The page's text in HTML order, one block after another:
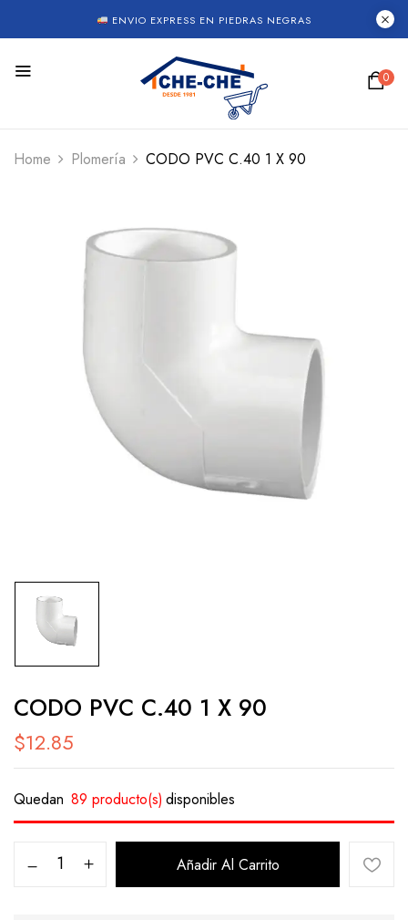
ENVIO EXPRESS EN PIEDRAS NEGRAS
0
Home Plomería CODO PVC C.40 1 X 90
CODO PVC C.40 1 X 90
$12.85
Quedan 89 producto(s) disponibles
Añadir Al Carrito